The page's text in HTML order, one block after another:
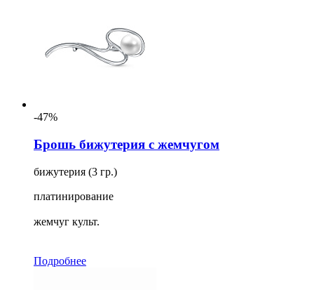
-47%
Брошь бижутерия с жемчугом
бижутерия (3 гр.)
платинирование
жемчуг культ.
Подробнее